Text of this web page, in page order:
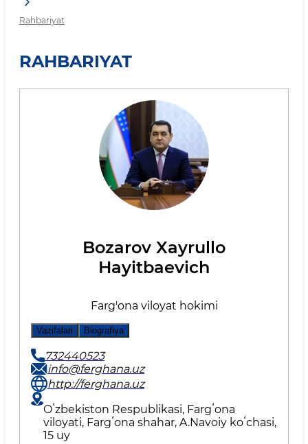
Rahbariyat
RAHBARIYAT
Bozarov Xayrullo
Hayitbaevich
Farg'ona viloyat hokimi
Vazifalari Biografiya
732440523
info@ferghana.uz
http://ferghana.uz
Oʻzbekiston Respublikasi, Fargʻona
viloyati, Fargʻona shahar, A.Navoiy koʻchasi,
15 uy